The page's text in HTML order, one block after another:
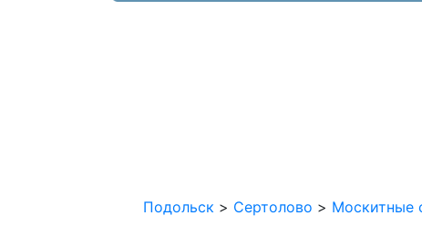
Подольск > Сертолово > Москитные